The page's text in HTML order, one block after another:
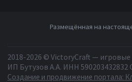
Размещённая на
2018-2026 © VictoryCraft —
ИП Бутузов А.А. ИНН
Создание и продвижение портала: